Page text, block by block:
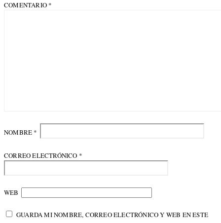
COMENTARIO *
NOMBRE *
CORREO ELECTRÓNICO *
WEB
GUARDA MI NOMBRE, CORREO ELECTRÓNICO Y WEB EN ESTE